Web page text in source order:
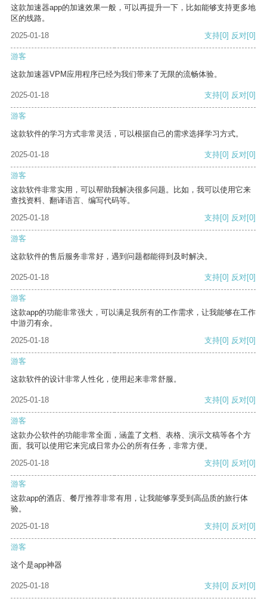
这款加速器app的加速效果一般，可以再提升一下，比如能够支持更多地
区的线路。
2025-01-18
支持[0] 反对[0]
游客
这款加速器VPM应用程序已经为我们带来了无限的流畅体验。
2025-01-18 支持[0] 反对[0]
游客
这款软件的学习方式非常灵活，可以根据自己的需求选择学习方式。
2025-01-18 支持[0] 反对[0]
游客
这款软件非常实用，可以帮助我解决很多问题。比如，我可以使用它来
查找资料、翻译语言、编写代码等。
2025-01-18
支持[0] 反对[0]
游客
这款软件的售后服务非常好，遇到问题都能得到及时解决。
2025-01-18 支持[0] 反对[0]
游客
这款app的功能非常强大，可以满足我所有的工作需求，让我能够在工作
中游刃有余。
2025-01-18
支持[0] 反对[0]
游客
这款软件的设计非常人性化，使用起来非常舒服。
2025-01-18 支持[0] 反对[0]
游客
这款办公软件的功能非常全面，涵盖了文档、表格、演示文稿等各个方
面。我可以使用它来完成日常办公的所有任务，非常方便。
2025-01-18
支持[0] 反对[0]
游客
这款app的酒店、餐厅推荐非常有用，让我能够享受到高品质的旅行体
验。
2025-01-18
支持[0] 反对[0]
游客
这个是app神器
2025-01-18 支持[0] 反对[0]